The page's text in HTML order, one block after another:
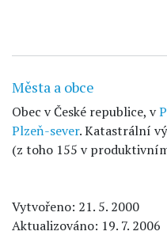
Města a obce
Obec v České republice, v
Plzeň-sever. Katastrální
(z toho 155 v
Vytvořeno: 21. 5. 2000
Aktualizováno: 19. 7. 2006